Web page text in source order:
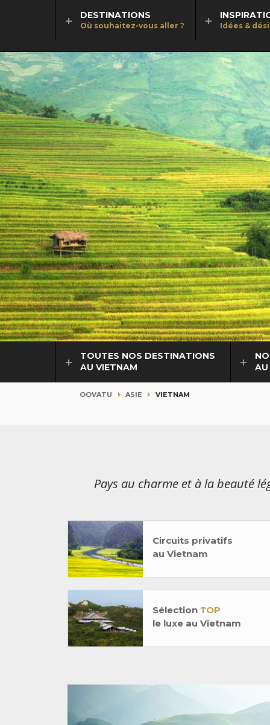
DESTINATIONS
Où souhaitez-vous aller ? Idées &
TOUTES NOS DESTINATIONS
AU VIETNAM
AU
OOVATU ASIE VIETNAM
Pays au charme et à la beauté
Circuits privatifs
au Vietnam
Sélection TOP
le luxe au Vietnam